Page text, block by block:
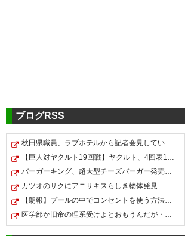
中山雄太海外かよおおおお
— ケンケン＠ヨコハマ
(a7m2alpha)2019, 1月 14
中山雄太オランダか！海外移籍
とはめでたい！いろんな意味
で！
— suu (suupower)2019, 1月
14
レイソルからめっちゃ海外に移
籍するなぁ。ええ傾向や
— ゆうき (nega_yuuu)2019, 1
月 15
ブログRSS
秋田県職員、ラブホテルから記者会見していたことが発覚…
【巨人対ヤクルト19回戦】ヤクルト、4回表1アウト二三塁…
バーガーキング、超大型チーズバーガー発売。総カロリー…
カツオのサクにアニサキスらしき物体発見
【朗報】プールの中でコンセントを使う方法、発見される…
医学部か旧帝の理系受けよとおもうんだが・・・